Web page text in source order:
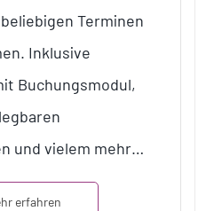
Terminen
Inklusive
Buchungsmodul,
und vielem mehr…
erfahren